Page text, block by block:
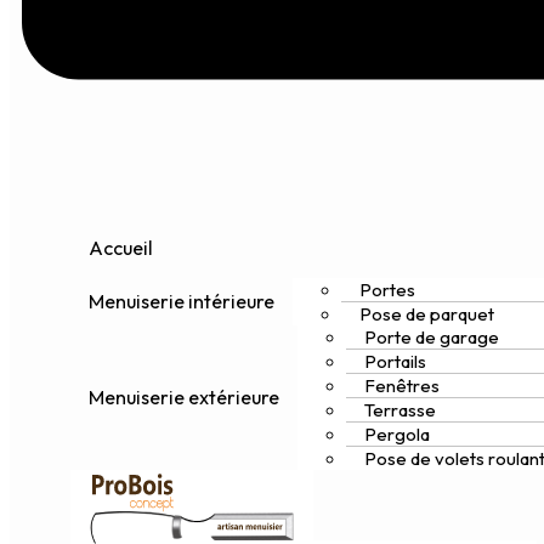
Accueil
Menuiserie intérieure
Portes
Pose de parquet
Menuiserie extérieure
Porte de garage
Portails
Fenêtres
Terrasse
Pergola
Pose de volets